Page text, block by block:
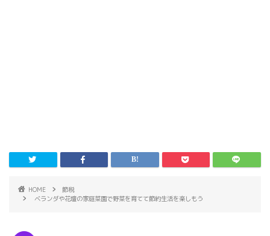
HOME
節税
ベランダや花壇の家庭菜園で野菜を育てて節約生活を楽しもう